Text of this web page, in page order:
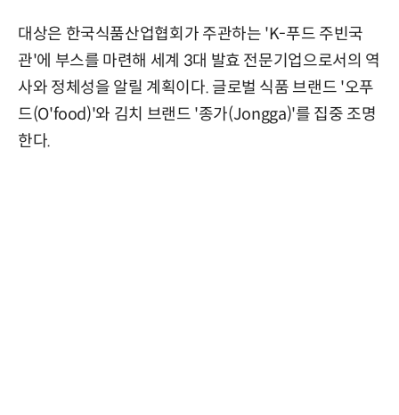
대상은 한국식품산업협회가 주관하는 'K-푸드 주빈국
관'에 부스를 마련해 세계 3대 발효 전문기업으로서의 역
사와 정체성을 알릴 계획이다. 글로벌 식품 브랜드 '오푸
드(O'food)'와 김치 브랜드 '종가(Jongga)'를 집중 조명
한다.